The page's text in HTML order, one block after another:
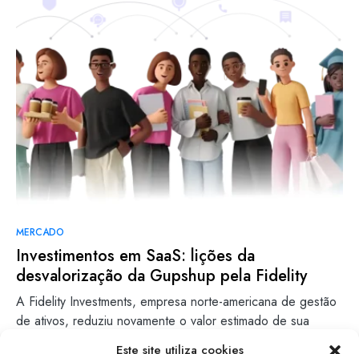
Este site utiliza cookies
MERCADO
Investimentos em SaaS: lições da
desvalorização da Gupshup pela Fidelity
A Fidelity Investments, empresa norte-americana de gestão
de ativos, reduziu novamente o valor estimado de sua